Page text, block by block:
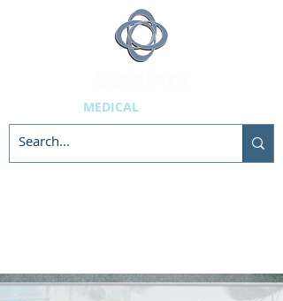
MEDICALSUPPLIES